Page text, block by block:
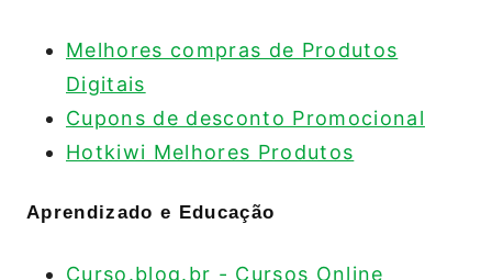
Melhores compras de Produtos
Digitais
Cupons de desconto Promocional
Hotkiwi Melhores Produtos
Aprendizado e Educação
Curso.blog.br - Cursos Online